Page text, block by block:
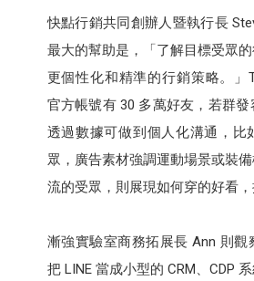
快點行銷共同創辦人暨執行長
最大的幫助是，「了解目標受眾
更個性化和精準的行銷策略。」
官方帳號有 30 多萬好友，若群發
透過數據可做到個人化溝通，比
眾，廣告素材強調運動場景或裝
流的受眾，則展現如何穿的好看，
漸強實驗室商務拓展長 Ann 則觀
把 LINE 當成小型的 CRM、CDP